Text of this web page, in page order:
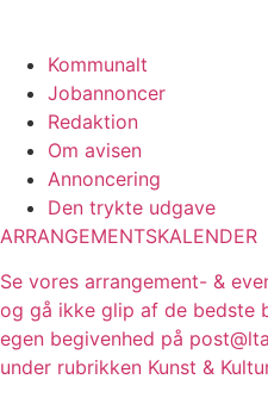
Kommunalt
Jobannoncer
Redaktion
Om avisen
Annoncering
Den trykte udgave
ARRANGEMENTSKALENDER
Se vores arrangement- &
og gå ikke glip af de bedste
egen begivenhed på
under rubrikken Kunst &